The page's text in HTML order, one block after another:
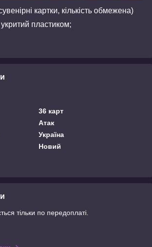
картки, кількість обмежена)
пластиком;
36 карт
Атак
Україна
Новий
тільки по передоплаті.